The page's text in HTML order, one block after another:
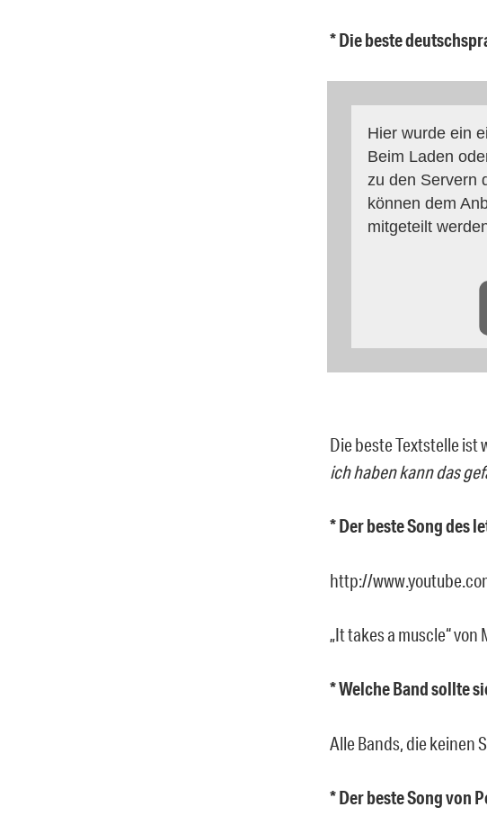
* Die beste
Hier wurde ein
Beim Laden
zu den Servern
können dem
mitgeteilt
Die beste Textstelle ist
ich haben kann das
* Der beste Song des
http://
„It takes a muscle“ von
* Welche Band sollte
Alle Bands, die keinen
* Der beste Song von